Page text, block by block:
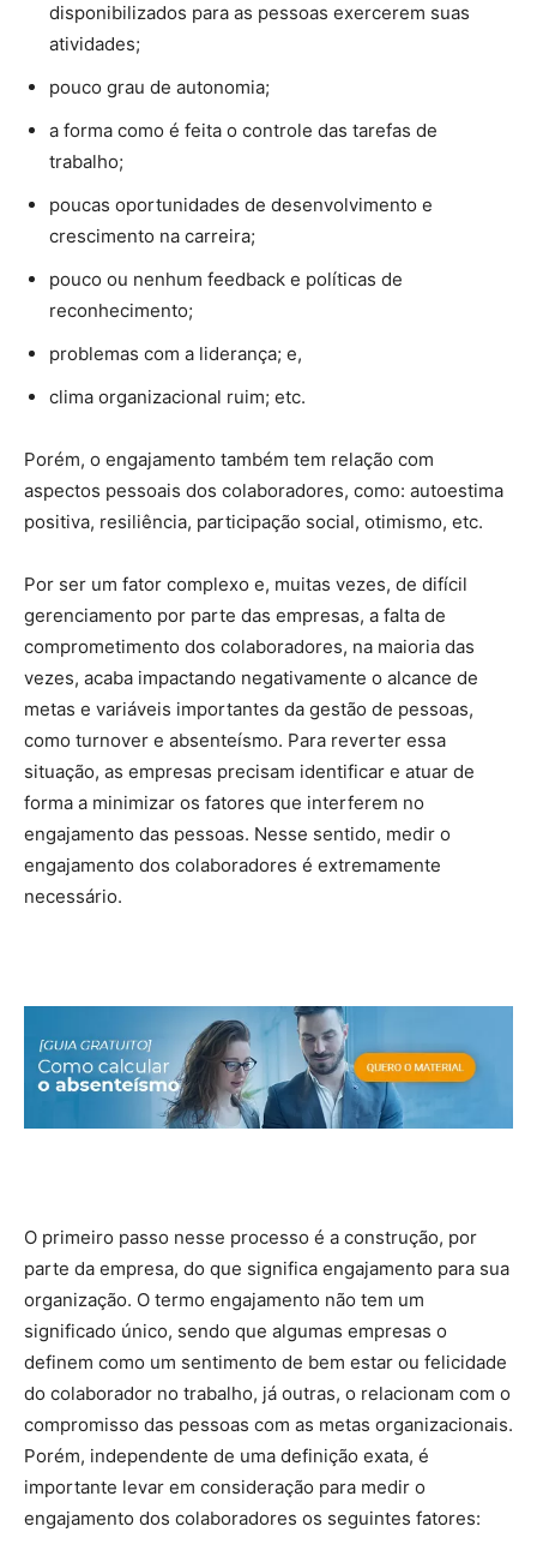
disponibilizados para as pessoas exercerem suas
atividades;
pouco grau de autonomia;
a forma como é feita o controle das tarefas de
trabalho;
poucas oportunidades de desenvolvimento e
crescimento na carreira;
pouco ou nenhum feedback e políticas de
reconhecimento;
problemas com a liderança; e,
clima organizacional ruim; etc.
Porém, o engajamento também tem relação com
aspectos pessoais dos colaboradores, como: autoestima
positiva, resiliência, participação social, otimismo, etc.
Por ser um fator complexo e, muitas vezes, de difícil
gerenciamento por parte das empresas, a falta de
comprometimento dos colaboradores, na maioria das
vezes, acaba impactando negativamente o alcance de
metas e variáveis importantes da gestão de pessoas,
como turnover e absenteísmo. Para reverter essa
situação, as empresas precisam identificar e atuar de
forma a minimizar os fatores que interferem no
engajamento das pessoas. Nesse sentido, medir o
engajamento dos colaboradores é extremamente
necessário.
O primeiro passo nesse processo é a construção, por
parte da empresa, do que significa engajamento para sua
organização. O termo engajamento não tem um
significado único, sendo que algumas empresas o
definem como um sentimento de bem estar ou felicidade
do colaborador no trabalho, já outras, o relacionam com o
compromisso das pessoas com as metas organizacionais.
Porém, independente de uma definição exata, é
importante levar em consideração para medir o
engajamento dos colaboradores os seguintes fatores: